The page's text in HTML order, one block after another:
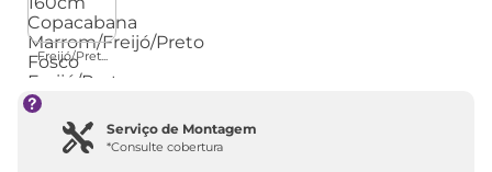
Freijó/Pret...
Serviço de Montagem
*Consulte cobertura